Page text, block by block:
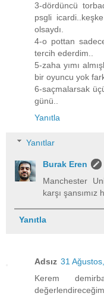
3-dördüncü
psgli
olsaydı.
4-o pottan
tercih ederdim..
5-zaha yımı
bir oyuncu yok
6-saçmalarsak
günü..
Yanıtla
Yanıtlar
Burak Eren
Manchester
karşı şansımız
Yanıtla
Adsız 31
Kerem